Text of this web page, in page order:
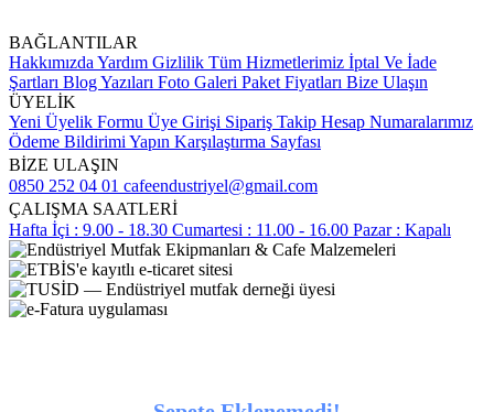
BAĞLANTILAR
Hakkımızda Yardım Gizlilik Tüm Hizmetlerimiz İptal Ve İade
Şartları Blog Yazıları Foto Galeri Paket Fiyatları Bize Ulaşın
ÜYELİK
Yeni Üyelik Formu Üye Girişi Sipariş Takip Hesap Numaralarımız
Ödeme Bildirimi Yapın Karşılaştırma Sayfası
BİZE ULAŞIN
0850 252 04 01 cafeendustriyel@gmail.com
ÇALIŞMA SAATLERİ
Hafta İçi : 9.00 - 18.30 Cumartesi : 11.00 - 16.00 Pazar : Kapalı